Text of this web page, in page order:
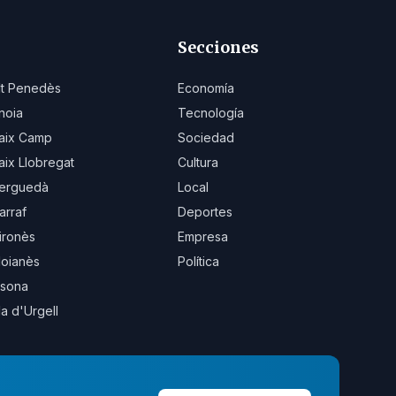
Penedès
Camp
Llobregat
d'Urgell
Secciones
Economía
Tecnología
Sociedad
Cultura
Local
Deportes
Empresa
Política